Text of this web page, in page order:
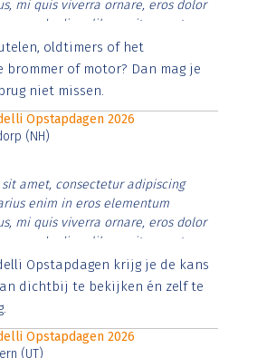
mi quis viverra ornare, eros dolor
diam libero vitae erat.
et justo cursus id rutrum lorem
vitae risus tristique posuere.
oldtimers of het
brommer of motor? Dan mag je
niet missen.
Opstapdagen 2026
(NH)
amet, consectetur adipiscing
enim in eros elementum
mi quis viverra ornare, eros dolor
diam libero vitae erat.
et justo cursus id rutrum lorem
vitae risus tristique posuere.
Opstapdagen krijg je de kans
dichtbij te bekijken én zelf te
Opstapdagen 2026
(UT)